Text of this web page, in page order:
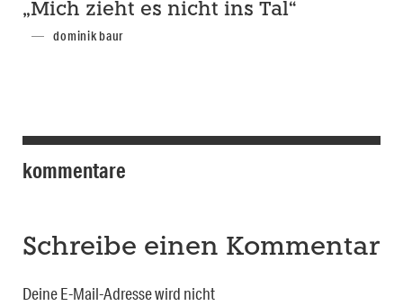
„Mich zieht es nicht ins Tal“
dominik baur
kommentare
Schreibe einen Kommentar
Deine E-Mail-Adresse wird nicht